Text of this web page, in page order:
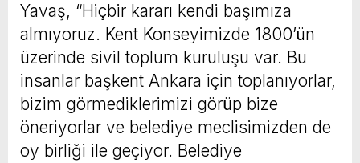
Yavaş, “Hiçbir kararı kendi başımıza
almıyoruz. Kent Konseyimizde 1800’ün
üzerinde sivil toplum kuruluşu var. Bu
insanlar başkent Ankara için toplanıyorlar,
bizim görmediklerimizi görüp bize
öneriyorlar ve belediye meclisimizden de
oy birliği ile geçiyor. Belediye